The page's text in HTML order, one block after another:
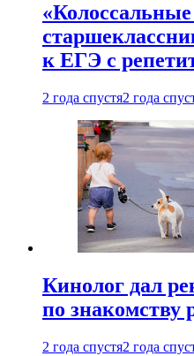
к ЕГЭ с
2 года спустя2 года
Кинолог дал
по знакомству
2 года спустя2 года